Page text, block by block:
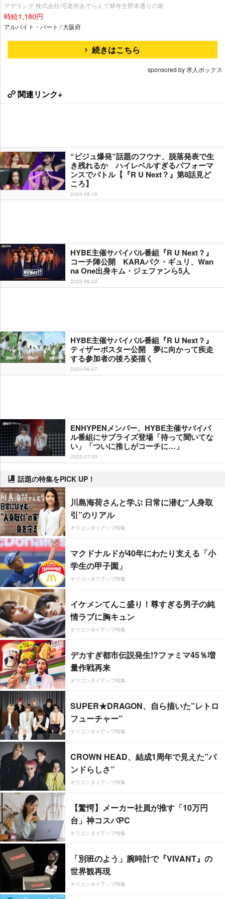
アデランテ 株式会社/宅老所あでらんて林寺生野本通りの家
時給1,180円
アルバイト・パート / 大阪府
続きはこちら
sponsored by 求人ボックス
関連リンク+
“ビジュ爆発”話題のフウナ、脱落発表で生
き残れるか ハイレベルすぎるパフォーマ
ンスでバトル【『R U Next？』第8話見ど
ころ】
2023-08-18
HYBE主催サバイバル番組『R U Next？』
コーチ陣公開 KARAパク・ギュリ、Wan
na One出身キム・ジェファンら5人
2023-06-22
HYBE主催サバイバル番組『R U Next？』
ティザーポスター公開 夢に向かって疾走
する参加者の後ろ姿描く
2023-06-07
ENHYPENメンバー、HYBE主催サバイバ
ル番組にサプライズ登場「待って聞いてな
い」「ついに推しがコーチに…」
2023-07-30
話題の特集をPICK UP！
川島海荷さんと学ぶ 日常に潜む“人身取
引”のリアル
オリコンタイアップ特集
マクドナルドが40年にわたり支える「小
学生の甲子園」
オリコンタイアップ特集
イケメンてんこ盛り！尊すぎる男子の純
情ラブに胸キュン
オリコンタイアップ特集
デカすぎ都市伝説発生!?ファミマ45％増
量作戦再来
オリコンタイアップ特集
SUPER★DRAGON、自ら描いた”レトロ
フューチャー”
オリコンタイアップ特集
CROWN HEAD、結成1周年で見えた”バ
ンドらしさ”
オリコンタイアップ特集
【驚愕】メーカー社員が推す「10万円
台」神コスパPC
オリコンタイアップ特集
「別班のよう」腕時計で『VIVANT』の
世界観再現
オリコンタイアップ特集